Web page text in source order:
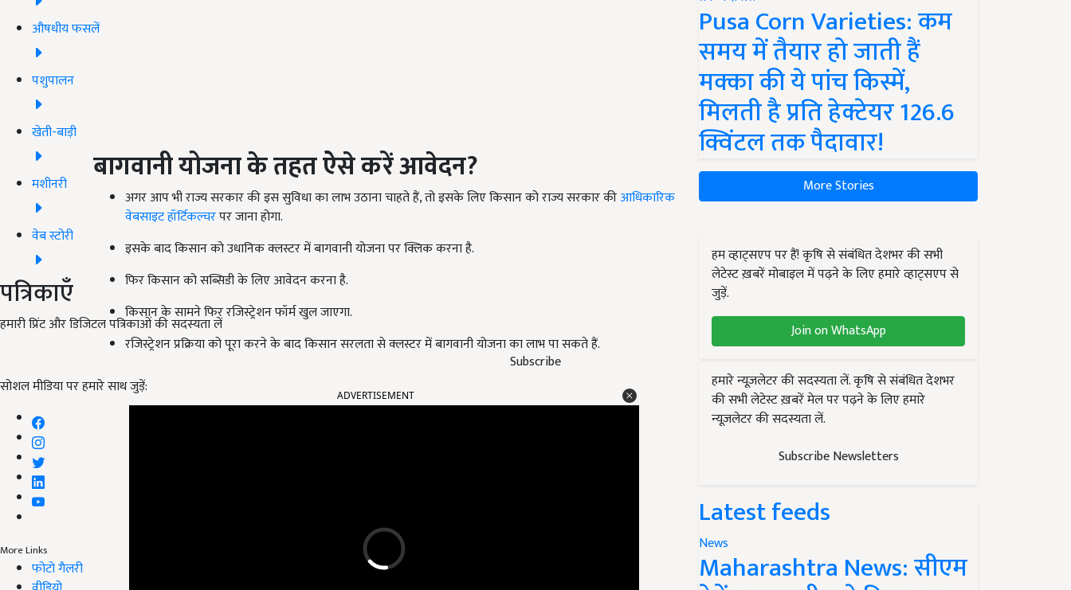
औषधीय फसलें
पशुपालन
खेती-बाड़ी
मशीनरी
वेब स्टोरी
पत्रिकाएँ
हमारी प्रिंट और डिजिटल पत्रिकाओं की सदस्यता लें
Subscribe
सोशल मीडिया पर हमारे साथ जुड़ें:
More Links
फोटो गैलरी
बागवानी योजना के तहत ऐसे करें आवेदन?
अगर आप भी राज्य सरकार की इस सुविधा का लाभ उठाना चाहते हैं, तो इसके लिए किसान को राज्य सरकार कीआधिकारिक
वेबसाइट हॉर्टिकल्चरपर जाना होगा.
इसके बाद किसान को उधानिक क्लस्टर में बागवानी योजना पर क्लिक करना है.
फिर किसान को सब्सिडी के लिए आवेदन करना है.
किसान के सामने फिर रजिस्ट्रेशन फॉर्म खुल जाएगा.
रजिस्ट्रेशन प्रक्रिया को पूरा करने के बाद किसान सरलता से क्लस्टर में बागवानी योजना का लाभ पा सकते हैं.
Pusa Corn Varieties: कम
समय में तैयार हो जाती हैं
मक्का की ये पांच किस्में,
मिलती है प्रति हेक्टेयर 126.6
क्विंटल तक पैदावार!
More Stories
हम व्हाट्सएप पर हैं! कृषि से संबंधित देशभर की सभी
लेटेस्ट ख़बरें मोबाइल में पढ़ने के लिए हमारे व्हाट्सएप से
जुड़ें.
Join on WhatsApp
हमारे न्यूज़लेटर की सदस्यता लें. कृषि से संबंधित देशभर
की सभी लेटेस्ट ख़बरें मेल पर पढ़ने के लिए हमारे
न्यूज़लेटर की सदस्यता लें.
Subscribe Newsletters
Latest feeds
News
Maharashtra News: सीएम